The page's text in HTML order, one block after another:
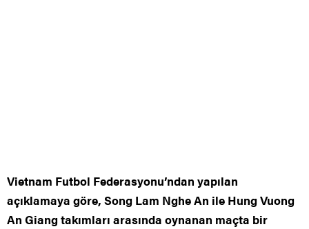
Vietnam Futbol Federasyonu’ndan yapılan
açıklamaya göre, Song Lam Nghe An ile Hung Vuong
An Giang takımları arasında oynanan maçta bir